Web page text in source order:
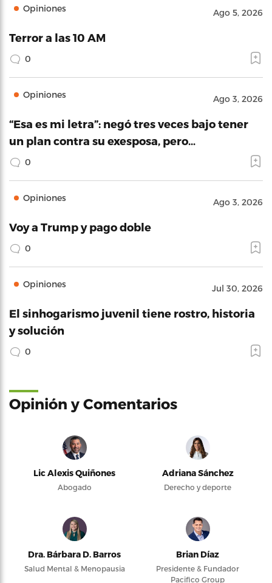
Opiniones Ago 5, 2026
Terror a las 10 AM
0
Opiniones Ago 3, 2026
“Esa es mi letra”: negó tres veces bajo tener
un plan contra su exesposa, pero…
0
Opiniones Ago 3, 2026
Voy a Trump y pago doble
0
Opiniones Jul 30, 2026
El sinhogarismo juvenil tiene rostro, historia
y solución
0
Opinión y Comentarios
Lic Alexis Quiñones
Abogado
Adriana Sánchez
Derecho y deporte
Dra. Bárbara D. Barros
Salud Mental & Menopausia
Brian Díaz
Presidente & Fundador
Pacifico Group